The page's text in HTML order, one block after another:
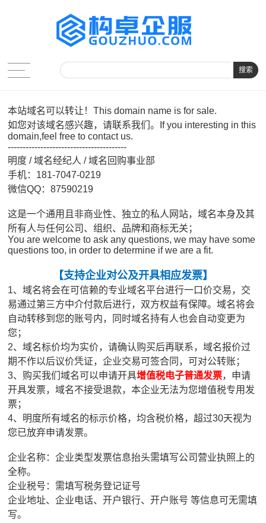
搜索
本站域名可以转让！This domain name is for sale.
如您对该域名感兴趣，请联系我们。If you interesting in this
domain,feel free to contact us.
----------------------------------------
明度 / 域名经纪人 / 域名回购事业部
手机：181-7047-0219
微信QQ：87590219
这是一个通用且非商业性、独立的私人网站，域名本身及其
所有人与任何公司、组织、品牌和商标无关；
You are welcome to ask any questions, we may have some
questions too, in order to determine if we are a fit.
【支持企业对公及开具相应发票】
1、域名将会在可信赖的专业域名平台进行一口价交易，交
易通过第三方中介付款后进行，双方权益有保障。域名将会
自动转移到您的账号内，同时域名持有人也会自动变更为
您；
2、域名标价均为实价，请确认购买后再联系，域名报价过
期不作以后议价凭证，企业交易可签合同，可对公转账；
3、购买我们域名可以申请开具增值税电子普通发票，申请
开具发票，域名不接受退款，本企业无法为您增值税专用发
票；
4、明度所有域名的标示价格，均含税价格，超过30天视为
您已放弃申请发票。
企业名称：企业类型发票信息抬头需填写公司营业执照上的
全称。
企业税号：需填写税务登记证号
企业地址、企业电话、开户银行、开户账号 等信息可无需填
写。